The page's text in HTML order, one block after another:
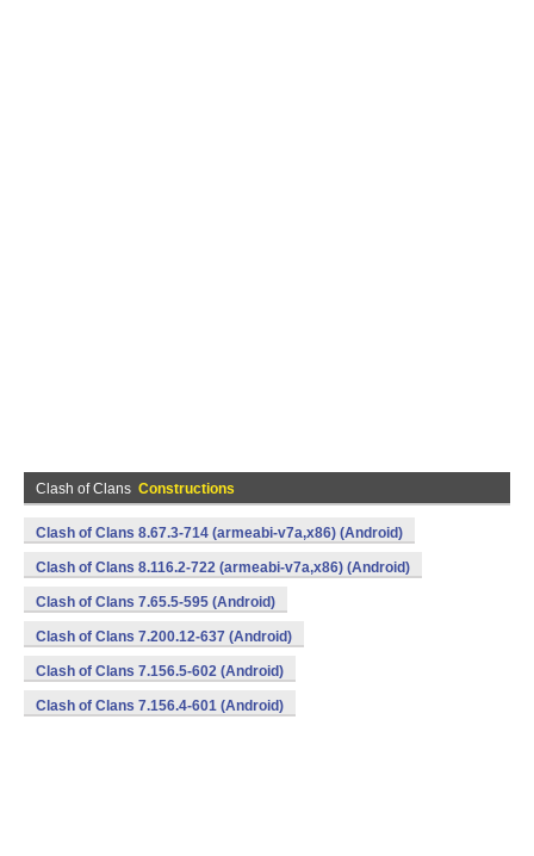
Clash of Clans Constructions
Clash of Clans 8.67.3-714 (armeabi-v7a,x86) (Android)
Clash of Clans 8.116.2-722 (armeabi-v7a,x86) (Android)
Clash of Clans 7.65.5-595 (Android)
Clash of Clans 7.200.12-637 (Android)
Clash of Clans 7.156.5-602 (Android)
Clash of Clans 7.156.4-601 (Android)